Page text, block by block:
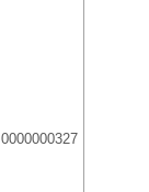
0000000327